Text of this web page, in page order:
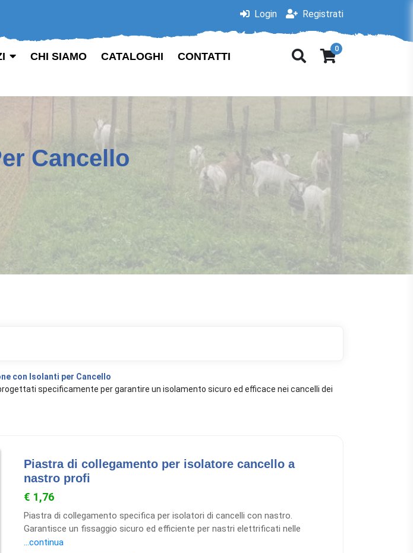
Login Registrati
CHI SIAMO CATALOGHI CONTATTI
0
Cancello
con Isolanti per Cancello
specificamente per garantire un isolamento sicuro ed efficace nei cancelli dei
Piastra di collegamento per isolatore cancello a
nastro profi
€ 1,76
Piastra di collegamento specifica per isolatori di cancelli con nastro.
Garantisce un fissaggio sicuro ed efficiente per nastri elettrificati nelle
recinzioni agricole.
...continua